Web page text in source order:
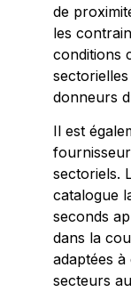
de
les
conditions
donneurs
Il est
sectoriels.
catalogue
seconds
dans la
adaptées
secteurs